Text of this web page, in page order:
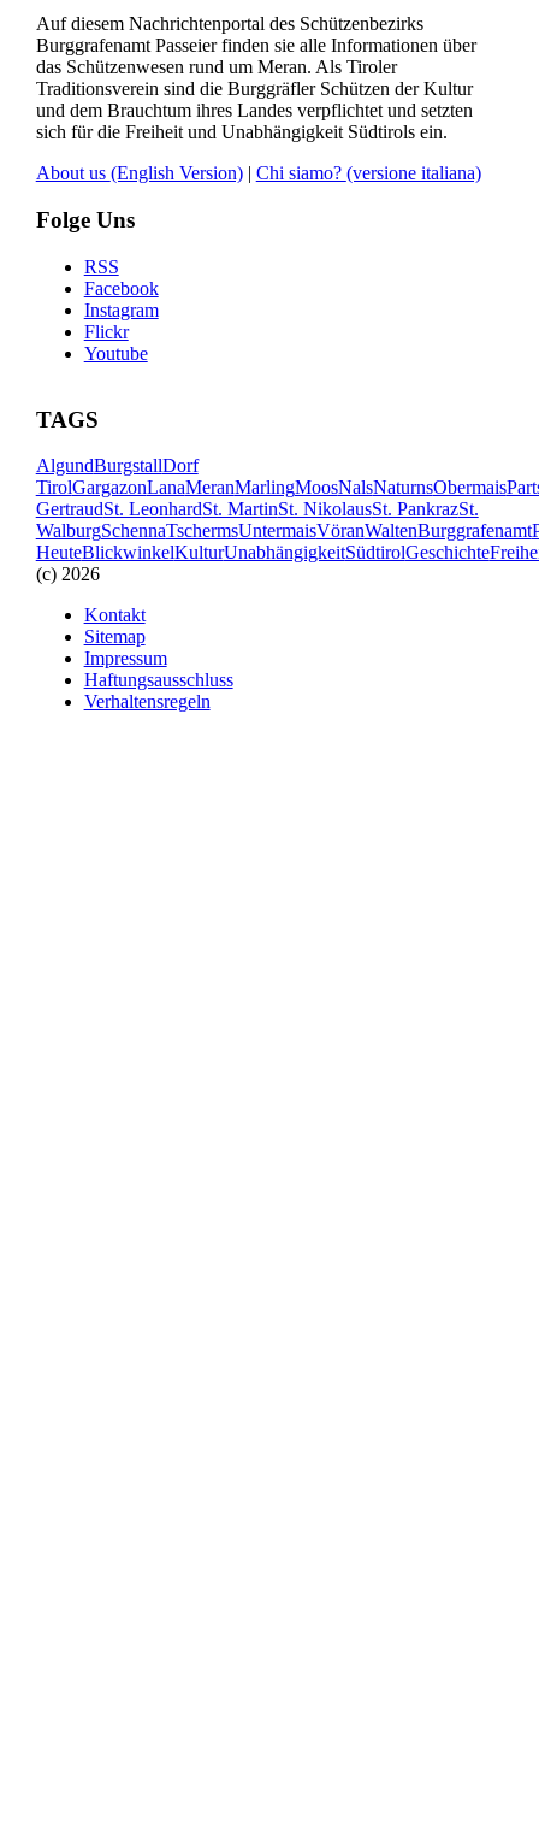
Auf diesem Nachrichtenportal des Schützenbezirks
Burggrafenamt Passeier finden sie alle Informationen über
das Schützenwesen rund um Meran. Als Tiroler
Traditionsverein sind die Burggräfler Schützen der Kultur
und dem Brauchtum ihres Landes verpflichtet und setzten
sich für die Freiheit und Unabhängigkeit Südtirols ein.
About us (English Version)| Chi siamo? (versione italiana)
Folge Uns
RSS
Facebook
Instagram
Flickr
Youtube
TAGS
AlgundBurgstallDorf
TirolGargazonLanaMeranMarlingMoosNalsNaturnsObermais
GertraudSt. LeonhardSt. MartinSt. NikolausSt. PankrazSt.
WalburgSchennaTschermsUntermaisVöranWaltenBurggrafenamt
HeuteBlickwinkelKulturUnabhängigkeitSüdtirolGeschichte
(c) 2026
Kontakt
Sitemap
Impressum
Haftungsausschluss
Verhaltensregeln